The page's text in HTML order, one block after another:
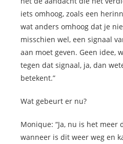
iets omhoog, zoals een
wat anders omhoog dat je
misschien wel, een signaal
aan moet geven. Geen idee,
tegen dat signaal, ja, dan
betekent.”
Wat gebeurt er nu?
Monique: “Ja, nu is het meer
wanneer is dit weer weg en